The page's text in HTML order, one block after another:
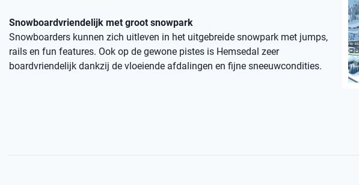
Snowboardvriendelijk met groot snowpark
Snowboarders kunnen zich uitleven in het uitgebreide snowpark met jumps,
rails en fun features. Ook op de gewone pistes is Hemsedal zeer
boardvriendelijk dankzij de vloeiende afdalingen en fijne sneeuwcondities.